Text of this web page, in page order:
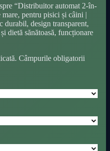
“Distribuitor automat 2-în-
mare, pentru pisici și câini |
durabil, design transparent,
dietă sănătoasă, funcționare
Câmpurile obligatorii